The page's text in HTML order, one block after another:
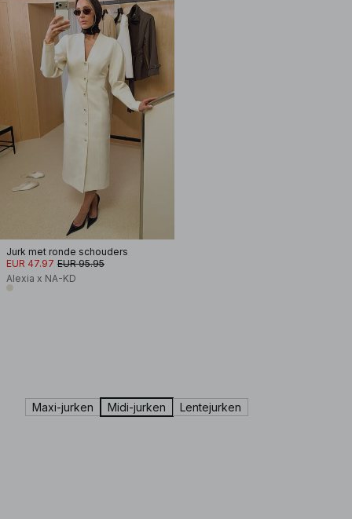
Jurk met ronde schouders
EUR 47.97 EUR 95.95
Alexia x NA-KD
Maxi-jurken Midi-jurken Lentejurken